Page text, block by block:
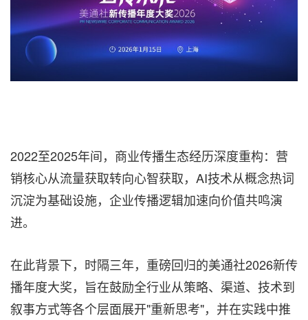
‌2022至2025年间，商业传播生态经历深度重构：营
销核心从流量获取转向心智获取，AI技术从概念热词
沉淀为基础设施，企业传播逻辑加速向价值共鸣演
进。
在此背景下，时隔三年，重磅回归的美通社2026新传
播年度大奖，旨在鼓励全行业从策略、渠道、技术到
叙事方式等各个层面展开"重新思考"，并在实践中推